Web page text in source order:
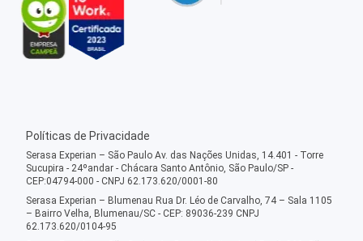
Políticas de Privacidade
Serasa Experian – São Paulo Av. das Nações Unidas, 14.401 - Torre
Sucupira - 24ºandar - Chácara Santo Antônio, São Paulo/SP -
CEP:04794-000 - CNPJ 62.173.620/0001-80
Serasa Experian – Blumenau Rua Dr. Léo de Carvalho, 74 – Sala 1105
– Bairro Velha, Blumenau/SC - CEP: 89036-239 CNPJ
62.173.620/0104-95